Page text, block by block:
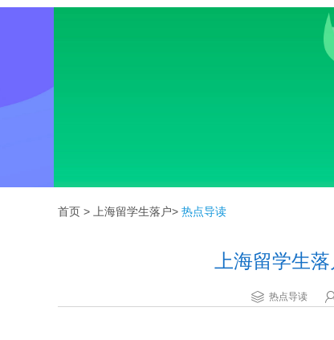
首页 > 上海留学生落户> 热点导读
上海留学生
热点导读